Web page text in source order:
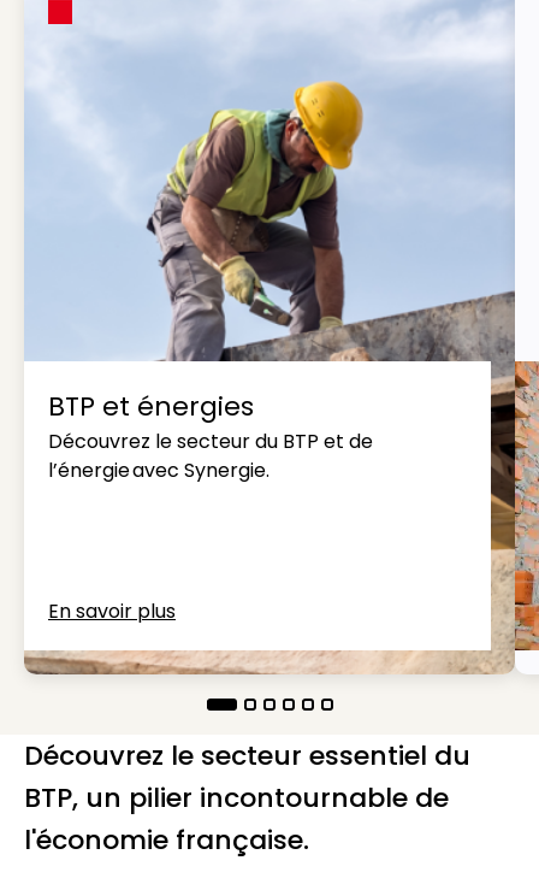
BTP et énergies
Découvrez le secteur du BTP et de
l’énergie avec Synergie.
En savoir plus
Découvrez le secteur essentiel du
BTP, un pilier incontournable de
l'économie française.